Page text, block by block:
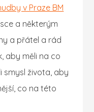
v Praze BM
a některým
a přátel a rád
aby měli na co
smysl života, aby
co na této